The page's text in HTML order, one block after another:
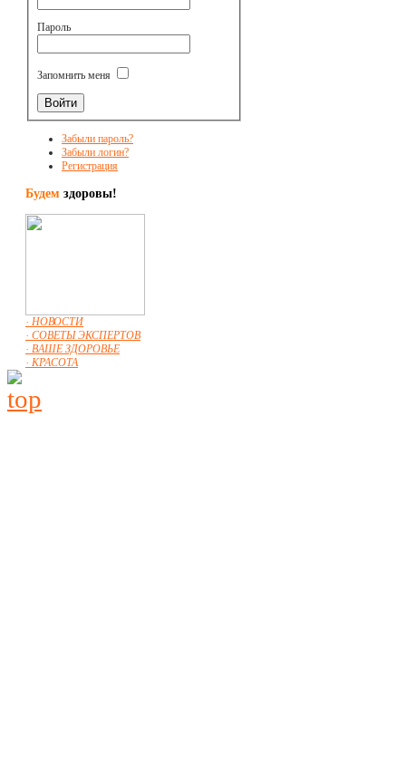
Пароль
Запомнить меня
Забыли пароль?
Забыли логин?
Регистрация
Будем здоровы!
· НОВОСТИ
· СОВЕТЫ ЭКСПЕРТОВ
· ВАШЕ ЗДОРОВЬЕ
· КРАСОТА